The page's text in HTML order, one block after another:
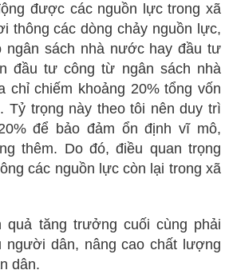
được các nguồn lực trong xã
thông các dòng chảy nguồn lực,
ngân sách nhà nước hay đầu tư
đầu tư công từ ngân sách nhà
chỉ chiếm khoảng 20% tổng vốn
Tỷ trọng này theo tôi nên duy trì
để bảo đảm ổn định vĩ mô,
thêm. Do đó, điều quan trọng
các nguồn lực còn lại trong xã
tăng trưởng cuối cùng phải
người dân, nâng cao chất lượng
dân.